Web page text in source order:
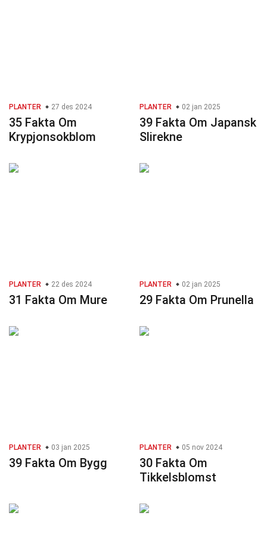
PLANTER 27 des 2024
35 Fakta Om
Krypjonsokblom
PLANTER 02 jan 2025
39 Fakta Om Japansk
Slirekne
PLANTER 22 des 2024
31 Fakta Om Mure
PLANTER 02 jan 2025
29 Fakta Om Prunella
PLANTER 03 jan 2025
39 Fakta Om Bygg
PLANTER 05 nov 2024
30 Fakta Om
Tikkelsblomst